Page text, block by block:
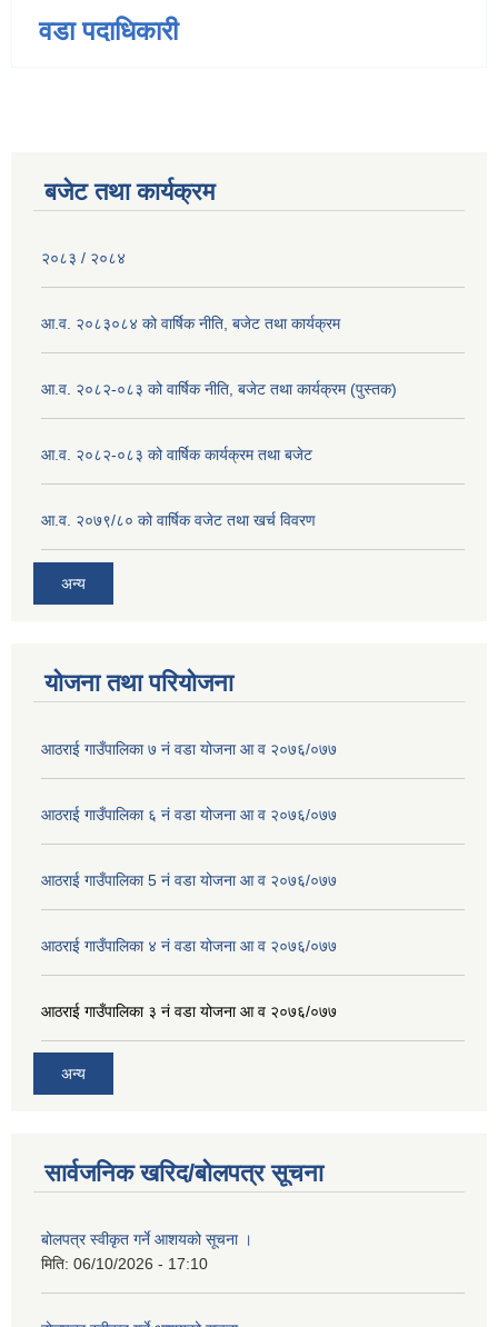
वडा पदाधिकारी
बजेट तथा कार्यक्रम
२०८३ / २०८४
आ.व. २०८३०८४ को वार्षिक नीति, बजेट तथा कार्यक्रम
आ.व. २०८२-०८३ को वार्षिक नीति, बजेट तथा कार्यक्रम (पुस्तक)
आ.व. २०८२-०८३ को वार्षिक कार्यक्रम तथा बजेट
आ.व. २०७९/८० को वार्षिक वजेट तथा खर्च विवरण
अन्य
योजना तथा परियोजना
आठराई गाउँपालिका ७ नं वडा योजना आ व २०७६/०७७
आठराई गाउँपालिका ६ नं वडा योजना आ व २०७६/०७७
आठराई गाउँपालिका 5 नं वडा योजना आ व २०७६/०७७
आठराई गाउँपालिका ४ नं वडा योजना आ व २०७६/०७७
आठराई गाउँपालिका ३ नं वडा योजना आ व २०७६/०७७
अन्य
सार्वजनिक खरिद/बोलपत्र सूचना
बोलपत्र स्वीकृत गर्ने आशयको सूचना ।
मिति: 06/10/2026 - 17:10